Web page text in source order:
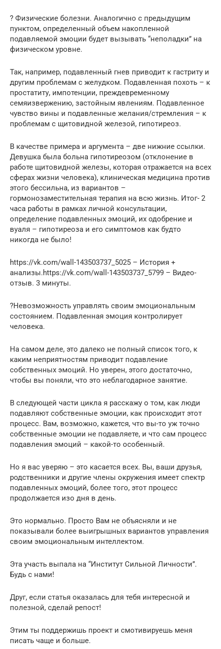
? Физические болезни. Аналогично с предыдущим
пунктом, определенный объем накопленной
подавляемой эмоции будет вызывать “неполадки” на
физическом уровне.
Так, например, подавленный гнев приводит к гастриту и
другим проблемам с желудком. Подавленная похоть – к
простатиту, импотенции, преждевременному
семяизвержению, застойным явлениям. Подавленное
чувство вины и подавленные желания/стремления – к
проблемам с щитовидной железой, гипотиреоз.
В качестве примера и аргумента – две нижние ссылки.
Девушка была больна гипотиреозом (отклонение в
работе щитовидной железы, которая отражается на всех
сферах жизни человека), клиническая медицина против
этого бессильна, из вариантов –
гормонозаместительная терапия на всю жизнь. Итог- 2
часа работы в рамках личной консультации,
определение подавленных эмоций, их одобрение и
вуаля – гипотиреоза и его симптомов как будто
никогда не было!
https://vk.com/wall-143503737_5025 – История +
анализы.https://vk.com/wall-143503737_5799 – Видео-
отзыв. 3 минуты.
?Невозможность управлять своим эмоциональным
состоянием. Подавленная эмоция контролирует
человека.
На самом деле, это далеко не полный список того, к
каким неприятностям приводит подавление
собственных эмоций. Но уверен, этого достаточно,
чтобы вы поняли, что это неблагодарное занятие.
В следующей части цикла я расскажу о том, как люди
подавляют собственные эмоции, как происходит этот
процесс. Вам, возможно, кажется, что вы-то уж точно
собственные эмоции не подавляете, и что сам процесс
подавления эмоций – какой-то особенный.
Но я вас уверяю – это касается всех. Вы, ваши друзья,
родственники и другие члены окружения имеет спектр
подавленных эмоций, более того, этот процесс
продолжается изо дня в день.
Это нормально. Просто Вам не объясняли и не
показывали более выигрышных вариантов управления
своим эмоциональным интеллектом.
Эта участь выпала на “Институт Сильной Личности”.
Будь с нами!
Друг, если статья оказалась для тебя интересной и
полезной, сделай репост!
Этим ты поддержишь проект и смотивируешь меня
писать чаще и больше.